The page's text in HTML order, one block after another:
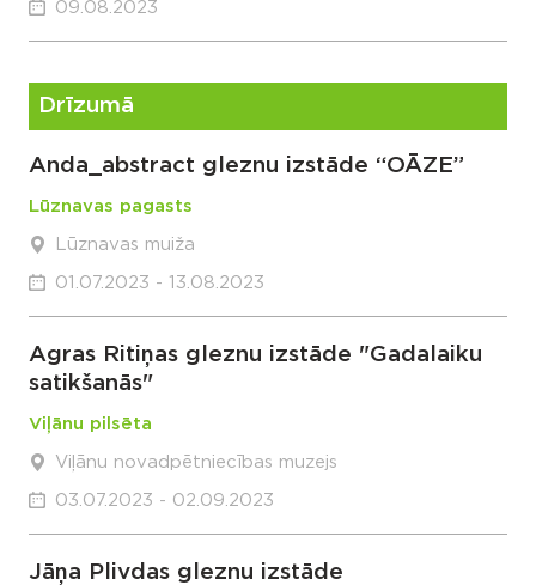
09.08.2023
Drīzumā
Anda_abstract gleznu izstāde “OĀZE”
Lūznavas pagasts
Lūznavas muiža
01.07.2023 - 13.08.2023
Agras Ritiņas gleznu izstāde "Gadalaiku
satikšanās"
Viļānu pilsēta
Viļānu novadpētniecības muzejs
03.07.2023 - 02.09.2023
Jāņa Plivdas gleznu izstāde